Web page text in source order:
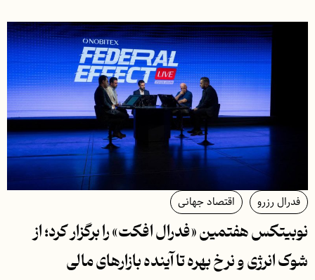
فدرال رزرو اقتصاد جهانی
نوبیتکس هفتمین «فدرال افکت» را برگزار کرد؛ از
شوک انرژی و نرخ بهره تا آینده بازارهای مالی